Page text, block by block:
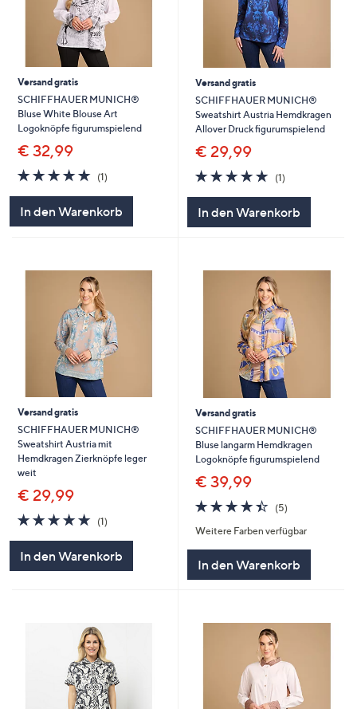
Versand gratis
SCHIFFHAUER MUNICH®
Bluse White Blouse Art
Logoknöpfe figurumspielend
€ 32,99
5.0
von
(1)1
In den Warenkorb
Versand gratis
SCHIFFHAUER MUNICH®
Sweatshirt Austria Hemdkragen
Allover Druck figurumspielend
€ 29,99
5.0
von
(1)1
In den Warenkorb
Versand gratis
SCHIFFHAUER MUNICH®
Sweatshirt Austria mit
Hemdkragen Zierknöpfe leger
weit
€ 29,99
5.0
von
(1)1
In den Warenkorb
Versand gratis
SCHIFFHAUER MUNICH®
Bluse langarm Hemdkragen
Logoknöpfe figurumspielend
€ 39,99
4.4
von
5
(5)5
Weitere Farben verfügbar
In den Warenkorb